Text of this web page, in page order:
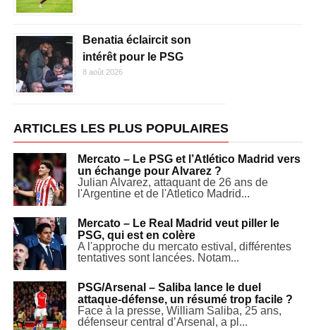
Benatia éclaircit son
intérêt pour le PSG
8 août 2026
ARTICLES LES PLUS POPULAIRES
Mercato – Le PSG et l’Atlético Madrid vers
un échange pour Alvarez ?
Julian Alvarez, attaquant de 26 ans de
l'Argentine et de l'Atletico Madrid...
Mercato – Le Real Madrid veut piller le
PSG, qui est en colère
A l'approche du mercato estival, différentes
tentatives sont lancées. Notam...
PSG/Arsenal – Saliba lance le duel
attaque-défense, un résumé trop facile ?
Face à la presse, William Saliba, 25 ans,
défenseur central d’Arsenal, a pl...